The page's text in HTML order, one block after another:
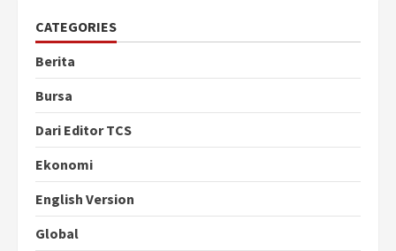
CATEGORIES
Berita
Bursa
Dari Editor TCS
Ekonomi
English Version
Global